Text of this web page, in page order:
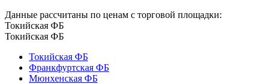
Данные рассчитаны по ценам с торговой площадки:
Токийская ФБ
Токийская ФБ
Токийская ФБ
Франкфуртская ФБ
Мюнхенская ФБ